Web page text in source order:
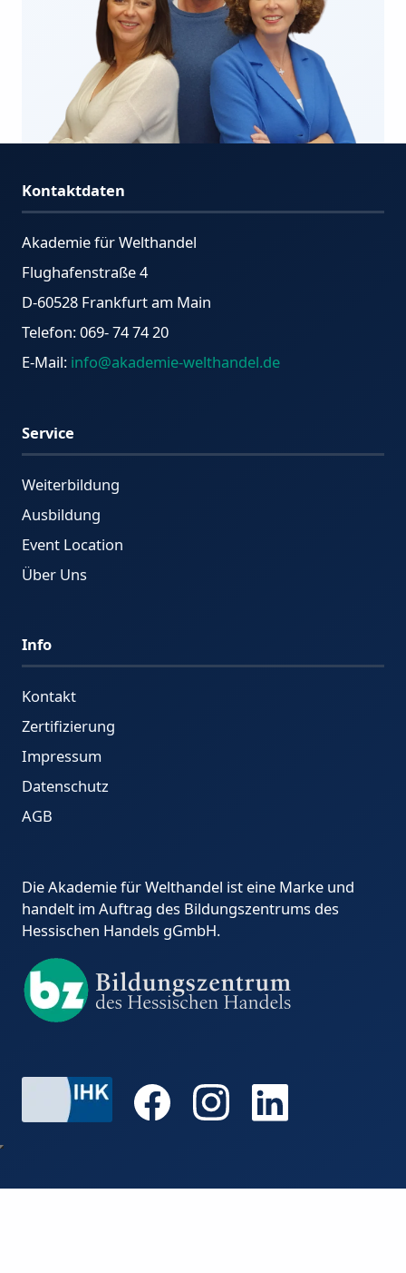
Kontaktdaten
Akademie für Welthandel
Flughafenstraße 4
D-60528 Frankfurt am Main
Telefon: 069- 74 74 20
E-Mail: info@akademie-welthandel.de
Service
Weiterbildung
Ausbildung
Event Location
Über Uns
Info
Kontakt
Zertifizierung
Impressum
Datenschutz
AGB
Die Akademie für Welthandel ist eine Marke und
handelt im Auftrag des Bildungszentrums des
Hessischen Handels gGmbH.